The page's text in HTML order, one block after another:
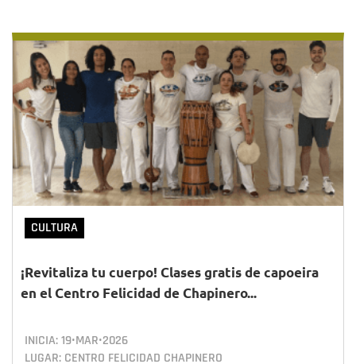
CULTURA
¡Revitaliza tu cuerpo! Clases gratis de capoeira
en el Centro Felicidad de Chapinero...
INICIA:19•MAR•2026
LUGAR: CENTRO FELICIDAD CHAPINERO